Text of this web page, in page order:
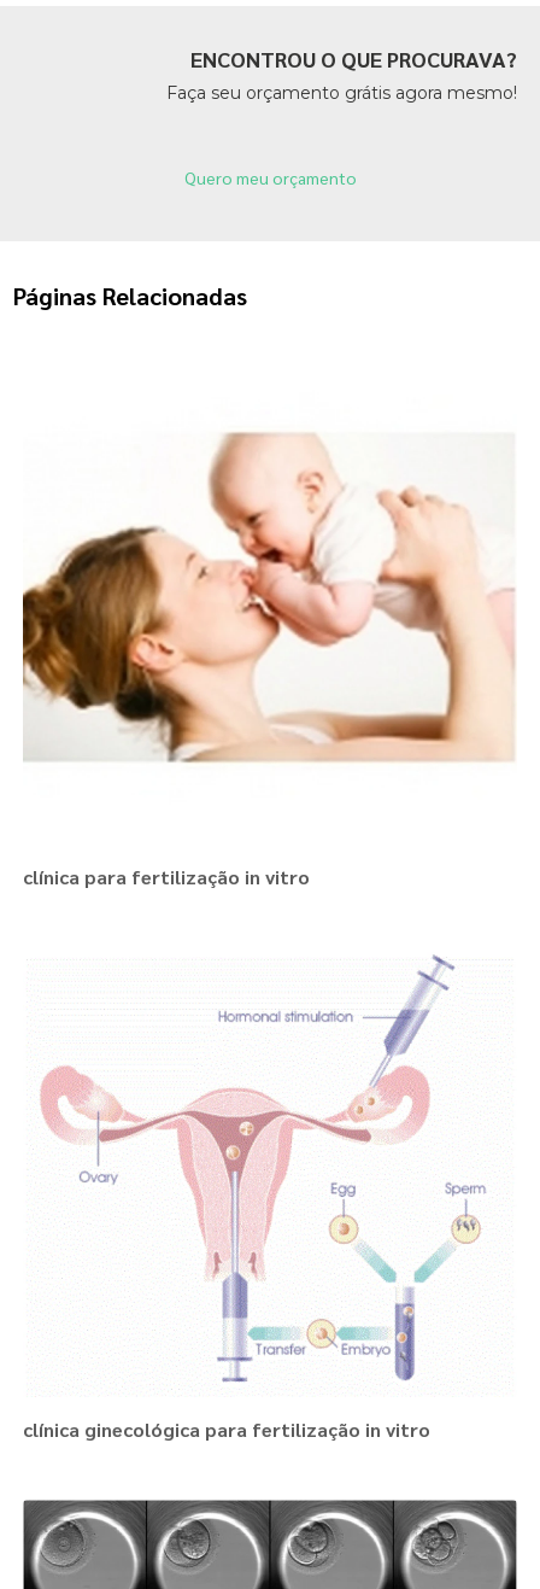
ENCONTROU O QUE PROCURAVA?
Faça seu orçamento grátis agora mesmo!
Quero meu orçamento
Páginas Relacionadas
clínica para fertilização in vitro
clínica ginecológica para fertilização in vitro